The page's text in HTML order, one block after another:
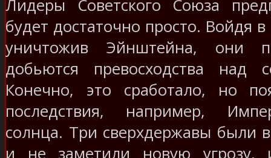
Лидеры Советского Союза
будет достаточно просто. Войдя
уничтожив Эйнштейна, они
добьются превосходства над
Конечно, это сработало, но
последствия, например,
солнца. Три сверхдержавы были
и не заметили новую